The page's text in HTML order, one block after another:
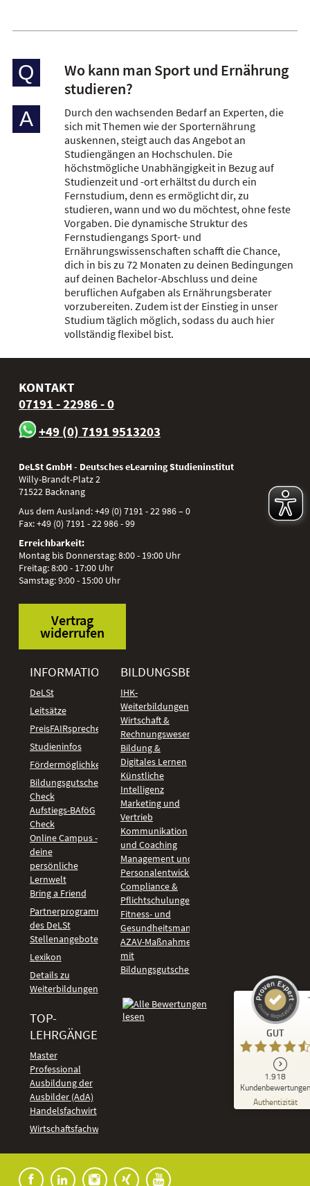
Q
Wo kann man Sport und Ernährung
studieren?
A
Durch den wachsenden Bedarf an Experten, die
sich mit Themen wie der Sporternährung
auskennen, steigt auch das Angebot an
Studiengängen an Hochschulen. Die
höchstmögliche Unabhängigkeit in Bezug auf
Studienzeit und -ort erhältst du durch ein
Fernstudium, denn es ermöglicht dir, zu
studieren, wann und wo du möchtest, ohne feste
Vorgaben. Die dynamische Struktur des
Fernstudiengangs Sport- und
Ernährungswissenschaften schafft die Chance,
dich in bis zu 72 Monaten zu deinen Bedingungen
auf deinen Bachelor-Abschluss und deine
beruflichen Aufgaben als Ernährungsberater
vorzubereiten. Zudem ist der Einstieg in unser
Studium täglich möglich, sodass du auch hier
vollständig flexibel bist.
KONTAKT
07191 - 22986 - 0
+49 (0) 7191 9513203
DeLSt GmbH - Deutsches eLearning Studieninstitut
Willy-Brandt-Platz 2
71522 Backnang
Aus dem Ausland:+49 (0) 7191 - 22 986 – 0
Fax:+49 (0) 7191 - 22 986 - 99
Erreichbarkeit:
Montag bis Donnerstag: 8:00 - 19:00 Uhr
Freitag: 8:00 - 17:00 Uhr
Samstag: 9:00 - 15:00 Uhr
Vertrag
widerrufen
INFORMATIONEN
DeLSt
Leitsätze
PreisFAIRsprechen
Studieninfos
Fördermöglichkeiten
Bildungsgutschein
Check
Aufstiegs-BAföG
Check
Online Campus -
deine
persönliche
Lernwelt
Bring a Friend
Partnerprogramm
des DeLSt
Stellenangebote
Lexikon
Details zu
Weiterbildungen
TOP-
LEHRGÄNGE
Master
Professional
Ausbildung der
Ausbilder (AdA)
Handelsfachwirt
Wirtschaftsfachwirt
BILDUNGSBEREICHE
IHK-
Weiterbildungen
Wirtschaft &
Rechnungswesen
Bildung &
Digitales Lernen
Künstliche
Intelligenz
Marketing und
Vertrieb
Kommunikation
und Coaching
Management und
Personalentwicklung
Compliance &
Pflichtschulungen
Fitness- und
Gesundheitsmanagement
AZAV-Maßnahmen
mit
Bildungsgutschein
GUT
1.918
Kundenbewertungen
Authentizität
Kundenbewertungen und Erfahrungen zu
DeLSt - Deutsches eLearning Studieninstitut
92
%
Empfehlungen auf
ProvenExpert.com
anderen Quellen